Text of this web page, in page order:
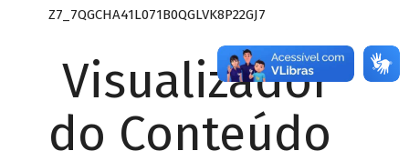
Z7_7QGCHA41L071B0QGLVK8P22GJ7
Visualizador
do Conteúdo